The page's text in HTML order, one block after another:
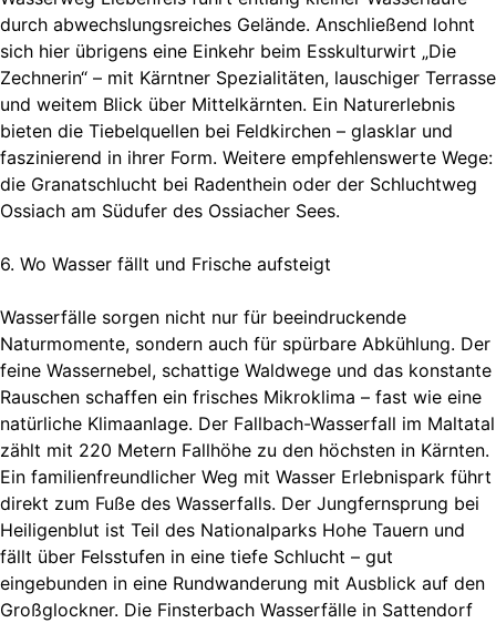
durch abwechslungsreiches Gelände. Anschließend lohnt
sich hier übrigens eine Einkehr beim Esskulturwirt „Die
Zechnerin“ – mit Kärntner Spezialitäten, lauschiger Terrasse
und weitem Blick über Mittelkärnten. Ein Naturerlebnis
bieten die Tiebelquellen bei Feldkirchen – glasklar und
faszinierend in ihrer Form. Weitere empfehlenswerte Wege:
die Granatschlucht bei Radenthein oder der Schluchtweg
Ossiach am Südufer des Ossiacher Sees.
6. Wo Wasser fällt und Frische aufsteigt
Wasserfälle sorgen nicht nur für beeindruckende
Naturmomente, sondern auch für spürbare Abkühlung. Der
feine Wassernebel, schattige Waldwege und das konstante
Rauschen schaffen ein frisches Mikroklima – fast wie eine
natürliche Klimaanlage. Der Fallbach-Wasserfall im Maltatal
zählt mit 220 Metern Fallhöhe zu den höchsten in Kärnten.
Ein familienfreundlicher Weg mit Wasser Erlebnispark führt
direkt zum Fuße des Wasserfalls. Der Jungfernsprung bei
Heiligenblut ist Teil des Nationalparks Hohe Tauern und
fällt über Felsstufen in eine tiefe Schlucht – gut
eingebunden in eine Rundwanderung mit Ausblick auf den
Großglockner. Die Finsterbach Wasserfälle in Sattendorf